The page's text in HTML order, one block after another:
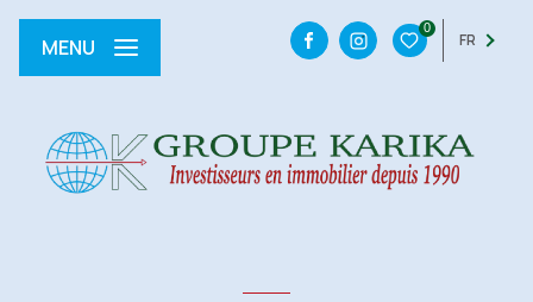
0
FR
MENU